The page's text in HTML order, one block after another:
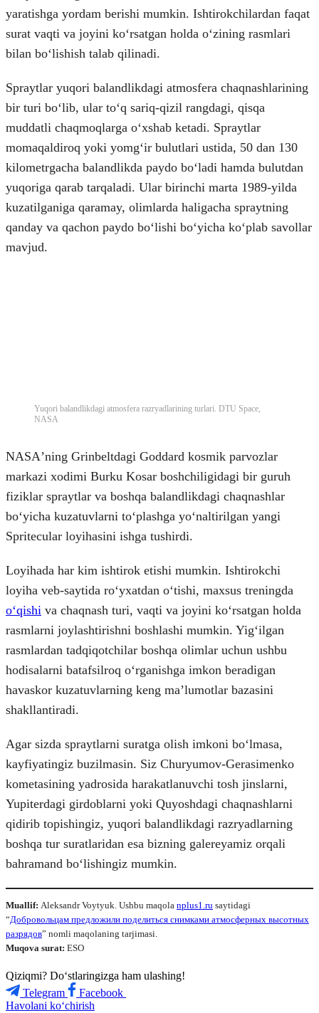
yaratishga yordam berishi mumkin. Ishtirokchilardan faqat
surat vaqti va joyini koʻrsatgan holda oʻzining rasmlari
bilan boʻlishish talab qilinadi.
Spraytlar yuqori balandlikdagi atmosfera chaqnashlarining
bir turi boʻlib, ular toʻq sariq-qizil rangdagi, qisqa
muddatli chaqmoqlarga oʻxshab ketadi. Spraytlar
momaqaldiroq yoki yomgʻir bulutlari ustida, 50 dan 130
kilometrgacha balandlikda paydo boʻladi hamda bulutdan
yuqoriga qarab tarqaladi. Ular birinchi marta 1989-yilda
kuzatilganiga qaramay, olimlarda haligacha spraytning
qanday va qachon paydo boʻlishi boʻyicha koʻplab savollar
mavjud.
Yuqori balandlikdagi atmosfera razryadlarining turlari. DTU Space,
NASA
NASAʼning Grinbeltdagi Goddard kosmik parvozlar
markazi xodimi Burku Kosar boshchiligidagi bir guruh
fiziklar spraytlar va boshqa balandlikdagi chaqnashlar
boʻyicha kuzatuvlarni toʻplashga yoʻnaltirilgan yangi
Spritecular loyihasini ishga tushirdi.
Loyihada har kim ishtirok etishi mumkin. Ishtirokchi
loyiha veb-saytida roʻyxatdan oʻtishi, maxsus treningda
oʻqishi va chaqnash turi, vaqti va joyini koʻrsatgan holda
rasmlarni joylashtirishni boshlashi mumkin. Yigʻilgan
rasmlardan tadqiqotchilar boshqa olimlar uchun ushbu
hodisalarni batafsilroq oʻrganishga imkon beradigan
havaskor kuzatuvlarning keng maʼlumotlar bazasini
shakllantiradi.
Agar sizda spraytlarni suratga olish imkoni boʻlmasa,
kayfiyatingiz buzilmasin. Siz Churyumov-Gerasimenko
kometasining yadrosida harakatlanuvchi tosh jinslarni,
Yupiterdagi girdoblarni yoki Quyoshdagi chaqnashlarni
qidirib topishingiz, yuqori balandlikdagi razryadlarning
boshqa tur suratlaridan esa bizning galereyamiz orqali
bahramand boʻlishingiz mumkin.
Muallif: Aleksandr Voytyuk. Ushbu maqola nplus1.ru saytidagi
“Добровольцам предложили поделиться снимками атмосферных высотных
разрядов” nomli maqolaning tarjimasi.
Muqova surat: ESO
Qiziqmi? Doʻstlaringizga ham ulashing!
Telegram
Facebook
Havolani ko‘chirish